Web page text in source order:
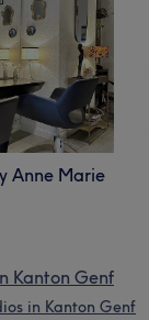
Anne Marie
Kanton Genf
in Kanton Genf